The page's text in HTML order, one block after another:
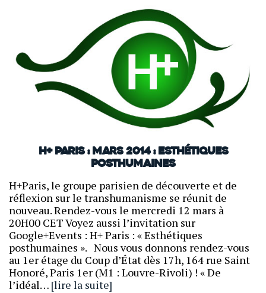
H+ Paris : mars 2014 : Esthétiques
posthumaines
H+Paris, le groupe parisien de découverte et de
réflexion sur le transhumanisme se réunit de
nouveau. Rendez-vous le mercredi 12 mars à
20H00 CET Voyez aussi l’invitation sur
Google+Events : H+ Paris : « Esthétiques
posthumaines ». Nous vous donnons rendez-vous
au 1er étage du Coup d’État dès 17h, 164 rue Saint
Honoré, Paris 1er (M1 : Louvre-Rivoli) ! « De
l’idéal… [lire la suite]